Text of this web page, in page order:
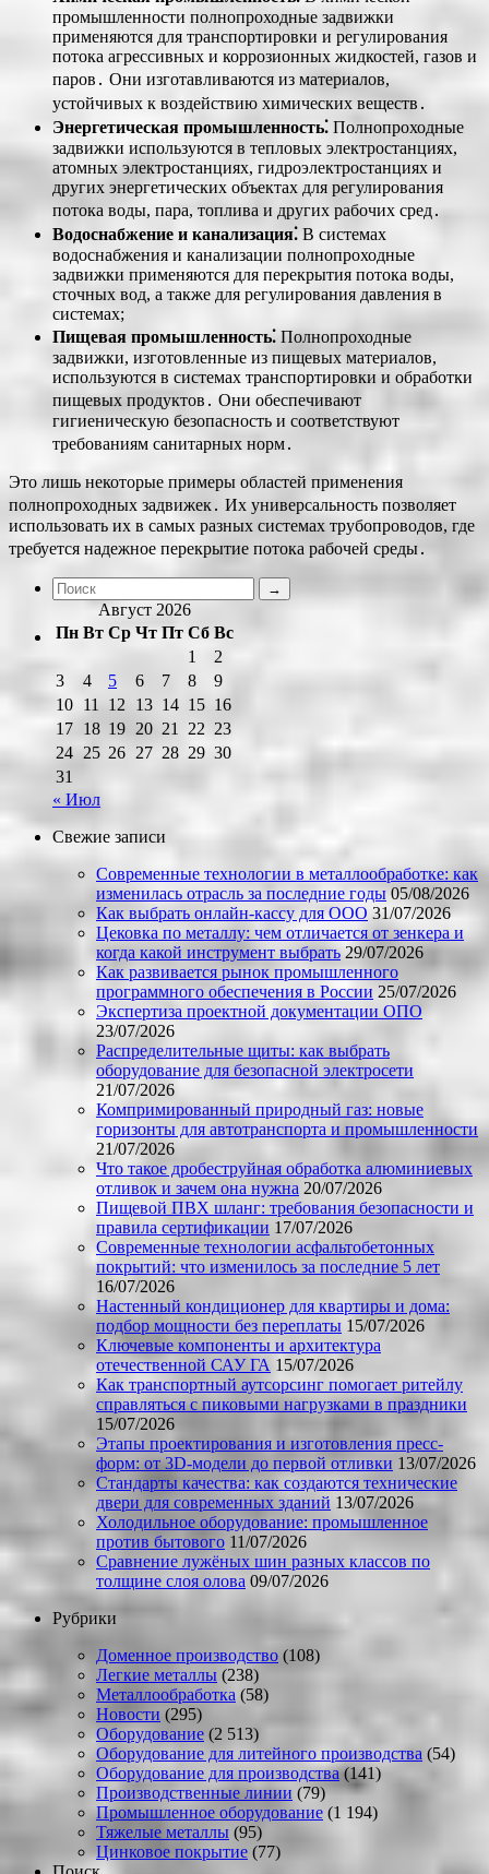
промышленности полнопроходные задвижки
применяются для транспортировки и регулирования
потока агрессивных и коррозионных жидкостей, газов и
паров․ Они изготавливаются из материалов,
устойчивых к воздействию химических веществ․
Энергетическая промышленность⁚ Полнопроходные
задвижки используются в тепловых электростанциях,
атомных электростанциях, гидроэлектростанциях и
других энергетических объектах для регулирования
потока воды, пара, топлива и других рабочих сред․
Водоснабжение и канализация⁚ В системах
водоснабжения и канализации полнопроходные
задвижки применяются для перекрытия потока воды,
сточных вод, а также для регулирования давления в
системах;
Пищевая промышленность⁚ Полнопроходные
задвижки, изготовленные из пищевых материалов,
используются в системах транспортировки и обработки
пищевых продуктов․ Они обеспечивают
гигиеническую безопасность и соответствуют
требованиям санитарных норм․
Это лишь некоторые примеры областей применения
полнопроходных задвижек․ Их универсальность позволяет
использовать их в самых разных системах трубопроводов, где
требуется надежное перекрытие потока рабочей среды․
Август 2026
Пн Вт Ср Чт Пт Сб Вс
1
2
3
4 5 6 7 8
9
10 11 12 13 14 15 16
17 18 19 20 21 22 23
24 25 26 27 28 29 30
31
« Июл
Свежие записи
Современные технологии в металлообработке: как
изменилась отрасль за последние годы 05/08/2026
Как выбрать онлайн-кассу для ООО 31/07/2026
Цековка по металлу: чем отличается от зенкера и
когда какой инструмент выбрать 29/07/2026
Как развивается рынок промышленного
программного обеспечения в России 25/07/2026
Экспертиза проектной документации ОПО
23/07/2026
Распределительные щиты: как выбрать
оборудование для безопасной электросети
21/07/2026
Компримированный природный газ: новые
горизонты для автотранспорта и промышленности
21/07/2026
Что такое дробеструйная обработка алюминиевых
отливок и зачем она нужна 20/07/2026
Пищевой ПВХ шланг: требования безопасности и
правила сертификации 17/07/2026
Современные технологии асфальтобетонных
покрытий: что изменилось за последние 5 лет
16/07/2026
Настенный кондиционер для квартиры и дома:
подбор мощности без переплаты 15/07/2026
Ключевые компоненты и архитектура
отечественной САУ ГА 15/07/2026
Как транспортный аутсорсинг помогает ритейлу
справляться с пиковыми нагрузками в праздники
15/07/2026
Этапы проектирования и изготовления пресс-
форм: от 3D-модели до первой отливки 13/07/2026
Стандарты качества: как создаются технические
двери для современных зданий 13/07/2026
Холодильное оборудование: промышленное
против бытового 11/07/2026
Сравнение лужёных шин разных классов по
толщине слоя олова 09/07/2026
Рубрики
Доменное производство (108)
Легкие металлы (238)
Металлообработка (58)
Новости (295)
Оборудование (2 513)
Оборудование для литейного производства (54)
Оборудование для производства(141)
Производственные линии (79)
Промышленное оборудование (1 194)
Тяжелые металлы (95)
Цинковое покрытие (77)